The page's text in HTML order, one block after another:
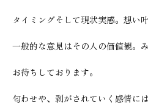
タイミングそして現状実感。想い
一般的な意見はその人の価値観。
お待ちしております。
匂わせや、剥がされていく感情に